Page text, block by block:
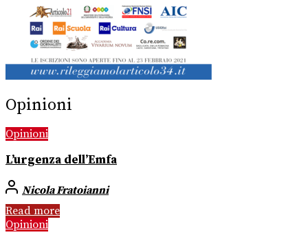
Opinioni
Opinioni
L’urgenza dell’Emfa
Nicola Fratoianni
Read more
Opinioni